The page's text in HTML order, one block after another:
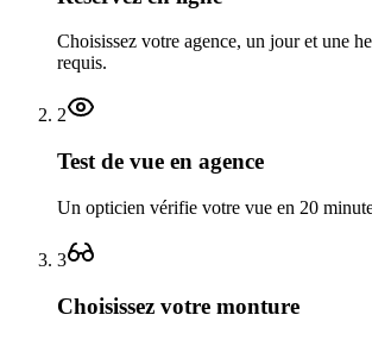
Choisissez votre agence, un jour et une
requis.
2
Test de vue en agence
Un opticien vérifie votre vue en 20
3
Choisissez votre monture